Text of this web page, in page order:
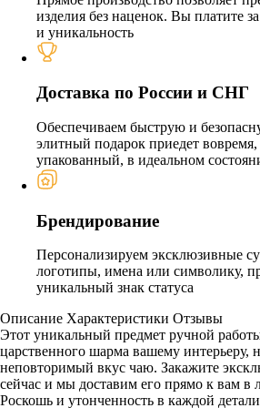
изделия без наценок. Вы платите
и уникальность
Доставка по России и СНГ
Обеспечиваем быструю и
элитный подарок приедет
упакованный, в идеальном
Брендирование
Персонализируем эксклюзивные
логотипы, имена или символику,
уникальный знак статуса
Описание Характеристики Отзывы
Этот уникальный предмет ручной
царственного шарма вашему интерьеру,
неповторимый вкус чаю. Закажите
сейчас и мы доставим его прямо к вам в
Роскошь и утонченность в каждой